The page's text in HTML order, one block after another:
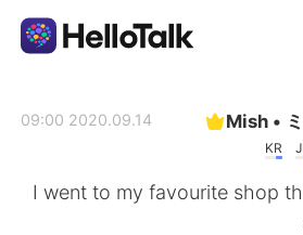
Mish •
KR
2020.09.14 09:00
I went to my favourite shop